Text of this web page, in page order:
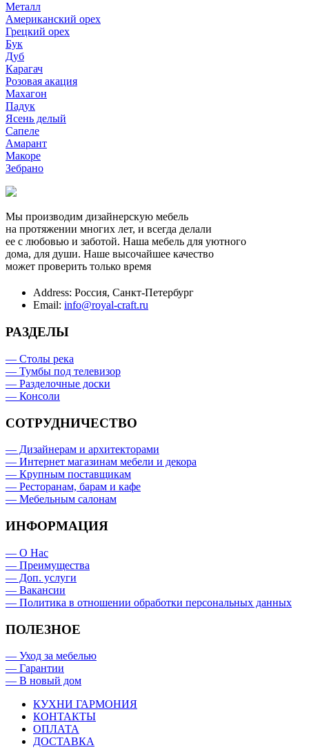
Металл
Американский орех
Грецкий орех
Бук
Дуб
Карагач
Розовая акация
Махагон
Падук
Ясень делый
Сапеле
Амарант
Макоре
Зебрано
Мы производим дизайнерскую мебель
на протяжении многих лет, и всегда делали
ее с любовью и заботой. Наша мебель для уютного
дома, для души. Наше высочайшее качество
может проверить только время
Address: Россия, Санкт-Петербург
Email: info@royal-craft.ru
РАЗДЕЛЫ
— Столы река
— Тумбы под телевизор
— Разделочные доски
— Консоли
СОТРУДНИЧЕСТВО
— Дизайнерам и архитекторами
— Интернет магазинам мебели и декора
— Крупным поставщикам
— Ресторанам, барам и кафе
— Мебельным салонам
ИНФОРМАЦИЯ
— О Нас
— Преимущества
— Доп. услуги
— Вакансии
— Политика в отношении обработки персональных данных
ПОЛЕЗНОЕ
— Уход за мебелью
— Гарантии
— В новый дом
КУХНИ ГАРМОНИЯ
КОНТАКТЫ
ОПЛАТА
ДОСТАВКА